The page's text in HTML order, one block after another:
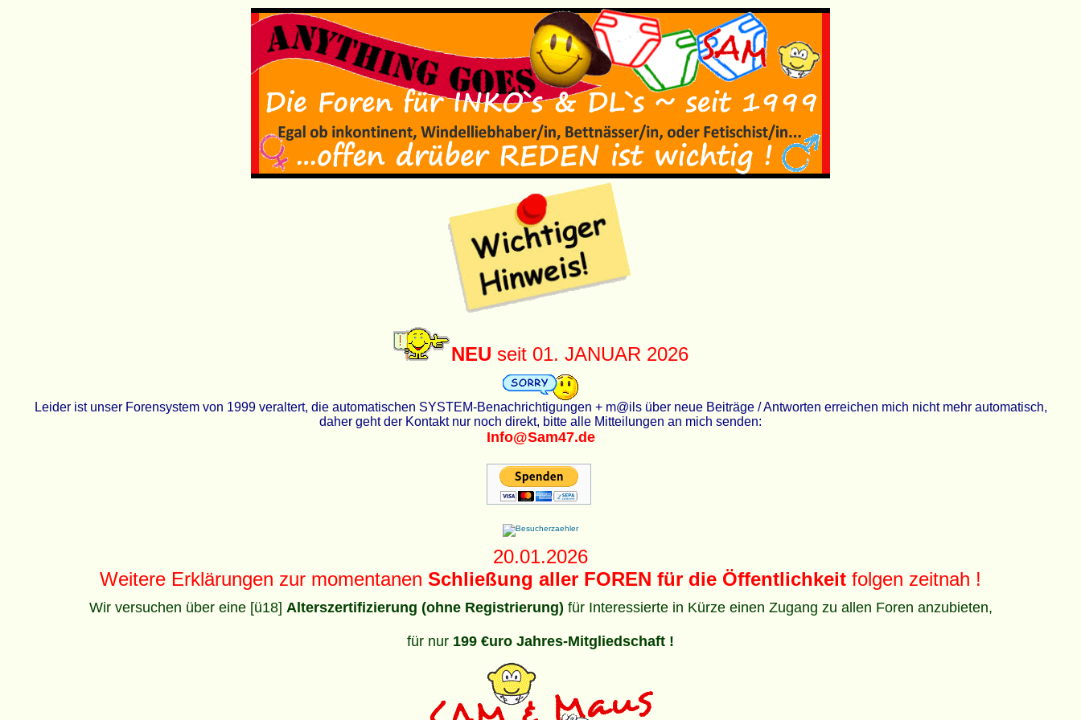
NEU seit 01. JANUAR 2026
Leider ist unser Forensystem von 1999 veraltert, die automatischen SYSTEM-Benachrichtigungen + m@ils über neue Beiträge / Antworten erreichen mich nicht mehr automatisch,
daher geht der Kontakt nur noch direkt, bitte alle Mitteilungen an mich senden:
Info@Sam47.de
20.01.2026
Weitere Erklärungen zur momentanen Schließung aller FOREN für die Öffentlichkeit folgen zeitnah !
Wir versuchen über eine [ü18] Alterszertifizierung (ohne Registrierung) für Interessierte in Kürze einen Zugang zu allen Foren anzubieten,
für nur 199 €uro Jahres-Mitgliedschaft !